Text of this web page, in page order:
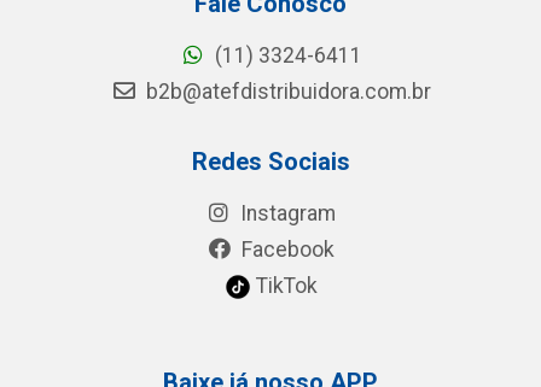
(11) 3324-6411
b2b@atefdistribuidora.com.br
Redes Sociais
Instagram
Facebook
TikTok